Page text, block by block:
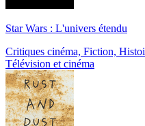
Star Wars : L'univers étendu
Critiques cinéma, Fiction,
Télévision et cinéma